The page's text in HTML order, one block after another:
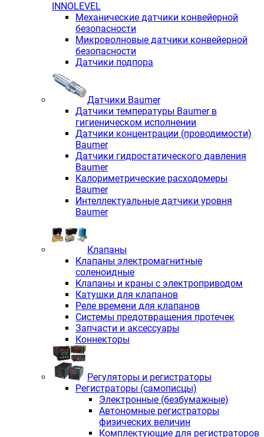
INNOLEVEL
Механические датчики конвейерной
безопасности
Микроволновые датчики конвейерной
безопасности
Датчики подпора
Датчики Baumer
Датчики температуры Baumer в
гигиеническом исполнении
Датчики концентрации (проводимости)
Baumer
Датчики гидростатического давления
Baumer
Калориметрические расходомеры
Baumer
Интеллектуальные датчики уровня
Baumer
Клапаны
Клапаны электромагнитные
соленоидные
Клапаны и краны с электроприводом
Катушки для клапанов
Реле времени для клапанов
Системы предотвращения протечек
Запчасти и аксессуары
Коннекторы
Регуляторы и регистраторы
Регистраторы (самописцы)
Электронные (безбумажные)
Автономные регистраторы
физических величин
Комплектующие для регистраторов